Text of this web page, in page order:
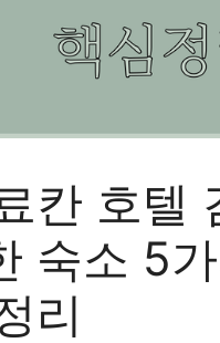
칸 호텔
숙소 5
리